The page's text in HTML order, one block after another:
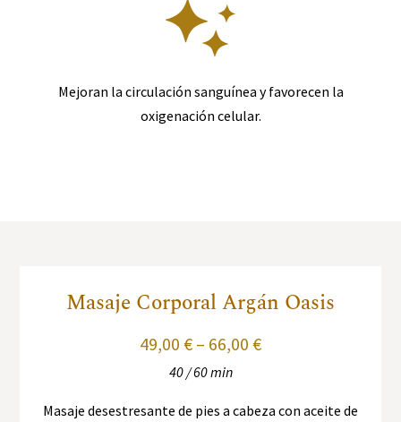
Mejoran la circulación sanguínea y favorecen la
oxigenación celular.
Masaje Corporal Argán Oasis
49,00 € – 66,00 €
40 / 60 min
Masaje desestresante de pies a cabeza con aceite de